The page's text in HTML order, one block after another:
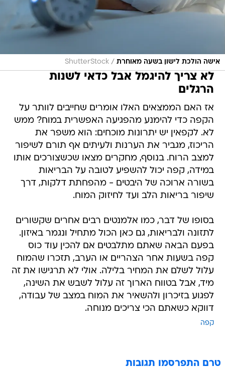
אישה הולכת לישון בשעה מאוחרת /
ShutterStock
לא צריך להיגמל אבל כדאי לשנות
הרגלים
אז האם הממצאים האלו אומרים שחייבים לוותר על
הקפה כדי להימנע מהפגיעה האפשרית במוח? ממש
לא. לקפאין יש יתרונות מוכחים: הוא משפר את
הריכוז, מגביר את הערנות ולעיתים אף תורם לשיפור
למצב הרוח. בנוסף, מחקרים מצאו שכשצורכים אותו
במידה, קפה יכול להשפיע לטובה על הבריאות
בשורה ארוכה של היבטים - מהפחתת דלקות, דרך
שיפור בריאות הלב ועד לחיזוק המוח.
בסופו של דבר, כמו אלמנטים רבים אחרים שקשורים
לתזונה ולבריאות, גם כאן הכול מתחיל ונגמר באיזון.
בפעם הבאה שאתם מתלבטים אם להכין עוד כוס
קפה בשעות אחר הצהריים או הערב, תזכרו שהמוח
עלול לשלם את המחיר בלילה. אולי לא תרגישו את זה
מיד, אבל בטווח הארוך זה עלול לשבש את השינה,
לפגוע בזיכרון ולהשאיר את המוח במצב של עבודה,
דווקא כשאתם הכי צריכים מנוחה.
קפה
טרם התפרסמו תגובות